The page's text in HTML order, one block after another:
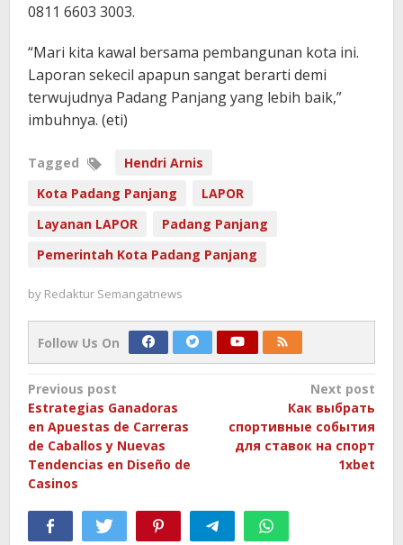
0811 6603 3003.
“Mari kita kawal bersama pembangunan kota ini.
Laporan sekecil apapun sangat berarti demi
terwujudnya Padang Panjang yang lebih baik,”
imbuhnya. (eti)
Tagged
Hendri Arnis
Kota Padang Panjang
LAPOR
Layanan LAPOR
Padang Panjang
Pemerintah Kota Padang Panjang
by Redaktur Semangatnews
Follow Us On
Post
navigation
Previous post
Estrategias Ganadoras
en Apuestas de Carreras
de Caballos y Nuevas
Tendencias en Diseño de
Casinos
Next post
Как выбрать
спортивные события
для ставок на спорт
1xbet